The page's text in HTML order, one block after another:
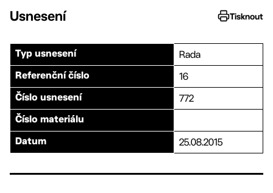
Usnesení Tisknout
Typ usnesení Rada
Referenční číslo 16
Číslo usnesení 772
Číslo materiálu
Datum 25.08.2015